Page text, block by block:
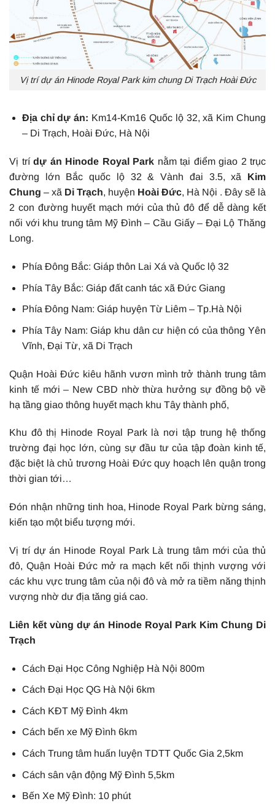
Vị trí dự án Hinode Royal Park kim chung Di Trạch Hoài Đức
Địa chỉ dự án: Km14-Km16 Quốc lộ 32, xã Kim Chung
– Di Trạch, Hoài Đức, Hà Nội
Vị trí dự án Hinode Royal Park nằm tại điểm giao 2 trục
đường lớn Bắc quốc lộ 32 & Vành đai 3.5, xã Kim
Chung – xã Di Trạch, huyện Hoài Đức, Hà Nội . Đây sẽ là
2 con đường huyết mạch mới của thủ đô để dễ dàng kết
nối với khu trung tâm Mỹ Đình – Cầu Giấy – Đại Lộ Thăng
Long.
Phía Đông Bắc: Giáp thôn Lai Xá và Quốc lộ 32
Phía Tây Bắc: Giáp đất canh tác xã Đức Giang
Phía Đông Nam: Giáp huyện Từ Liêm – Tp.Hà Nội
Phía Tây Nam: Giáp khu dân cư hiện có của thông Yên
Vĩnh, Đại Từ, xã Di Trạch
Quận Hoài Đức kiêu hãnh vươn mình trở thành trung tâm
kinh tế mới – New CBD nhờ thừa hưởng sự đồng bộ về
hạ tầng giao thông huyết mạch khu Tây thành phố,
Khu đô thị Hinode Royal Park là nơi tập trung hệ thống
trường đại học lớn, cùng sự đầu tư của tập đoàn kinh tế,
đặc biệt là chủ trương Hoài Đức quy hoạch lên quận trong
thời gian tới…
Đón nhận những tinh hoa, Hinode Royal Park bừng sáng,
kiến tạo một biểu tượng mới.
Vị trí dự án Hinode Royal Park Là trung tâm mới của thủ
đô, Quận Hoài Đức mở ra mạch kết nối thịnh vượng với
các khu vực trung tâm của nội đô và mở ra tiềm năng thịnh
vượng nhờ dư địa tăng giá cao.
Liên kết vùng dự án Hinode Royal Park Kim Chung Di
Trạch
Cách Đại Học Công Nghiệp Hà Nội 800m
Cách Đại Học QG Hà Nội 6km
Cách KĐT Mỹ Đình 4km
Cách bến xe Mỹ Đình 6km
Cách Trung tâm huấn luyện TDTT Quốc Gia 2,5km
Cách sân vận động Mỹ Đình 5,5km
Bến Xe Mỹ Đình: 10 phút